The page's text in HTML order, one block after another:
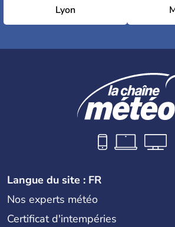
Lyon
Langue du site : FR
Nos experts météo
Certificat d'intempéries